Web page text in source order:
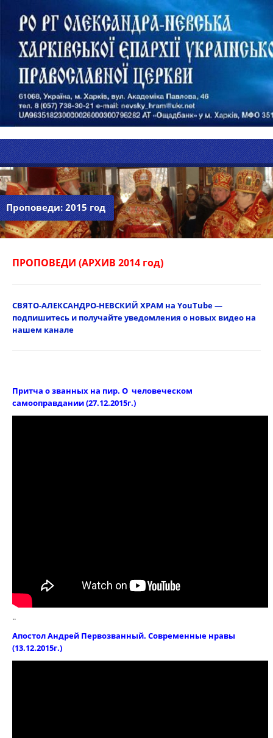
Проповеди: 2015 год
ПРОПОВЕДИ (АРХИВ 2014 год)
СВЯТО-АЛЕКСАНДРО-НЕВСКИЙ ХРАМ на YouТube —
подпишитесь и получайте уведомления о новых видео на
нашем канале
Притча о званных на пир. О человеческом
самооправдании (27.12.2015г.)
..
Апостол Андрей Первозванный. Современные нравы
(13.12.2015г.)